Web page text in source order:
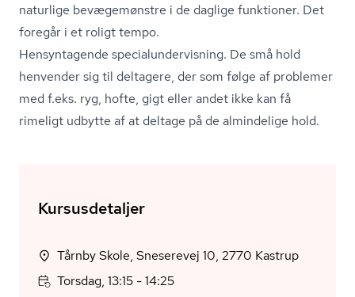
naturlige bevægemønstre i de daglige funktioner. Det
foregår i et roligt tempo.
Hensyntagende spe­ci­a­lun­der­vis­ning. De små hold
henvender sig til deltagere, der som følge af problemer
med f.eks. ryg, hofte, gigt eller andet ikke kan få
rimeligt udbytte af at deltage på de almindelige hold.
Kursusdetaljer
Tårnby Skole, Sneserevej 10, 2770 Kastrup
Torsdag, 13:15 - 14:25